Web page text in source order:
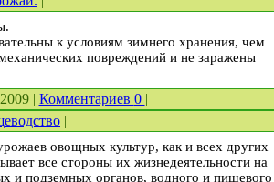
к условиям зимнего хранения, чем
повреждений и не заражены
| Комментариев 0 |
|
овощных культур, как и всех других
все стороны их жизнедеятельности на
и подземных органов, водного и пищевого